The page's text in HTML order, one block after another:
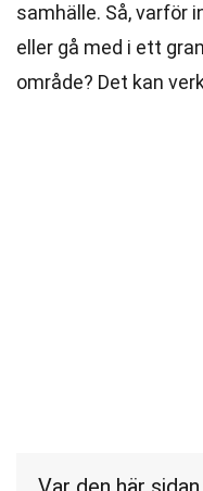
samhälle. Så, varför
eller gå med i ett
område? Det kan